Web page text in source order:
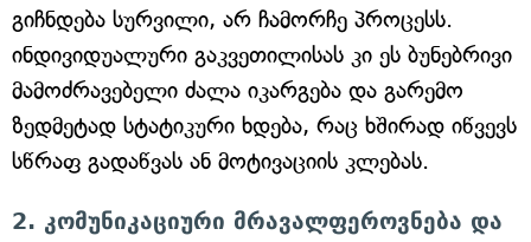
გიჩნდება სურვილი, არ ჩამორჩე პროცესს.
ინდივიდუალური გაკვეთილისას კი ეს ბუნებრივი
მამოძრავებელი ძალა იკარგება და გარემო
ზედმეტად სტატიკური ხდება, რაც ხშირად იწვევს
სწრაფ გადაწვას ან მოტივაციის კლებას.
2. კომუნიკაციური მრავალფეროვნება და